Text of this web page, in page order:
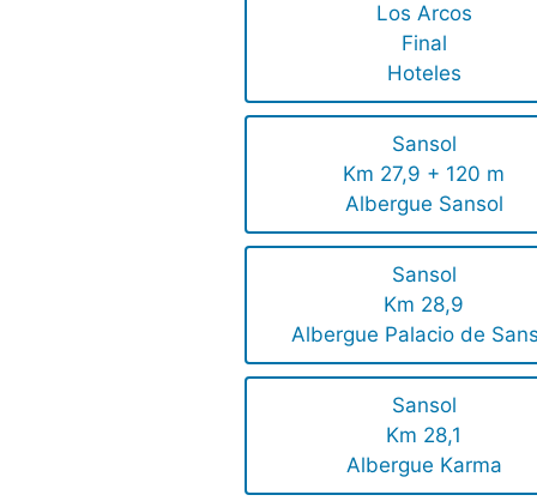
Los Arcos
Final
Hoteles
Sansol
Km 27,9 + 120 m
Albergue Sansol
Sansol
Km 28,9
Albergue Palacio de
Sansol
Km 28,1
Albergue Karma